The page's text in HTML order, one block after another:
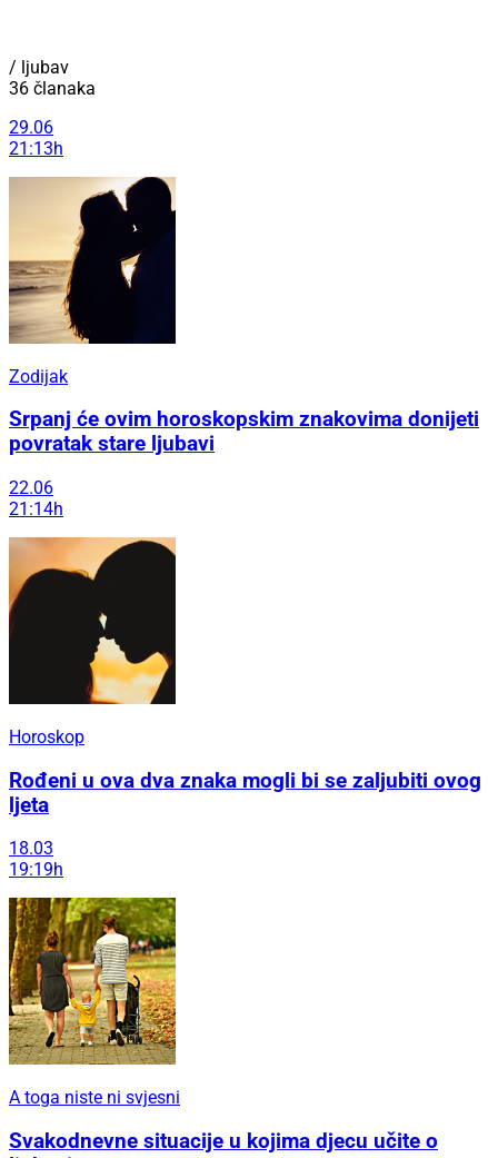
/ ljubav
36 članaka
29.06
21:13h
Zodijak
Srpanj će ovim horoskopskim znakovima donijeti
povratak stare ljubavi
22.06
21:14h
Horoskop
Rođeni u ova dva znaka mogli bi se zaljubiti ovog
ljeta
18.03
19:19h
A toga niste ni svjesni
Svakodnevne situacije u kojima djecu učite o